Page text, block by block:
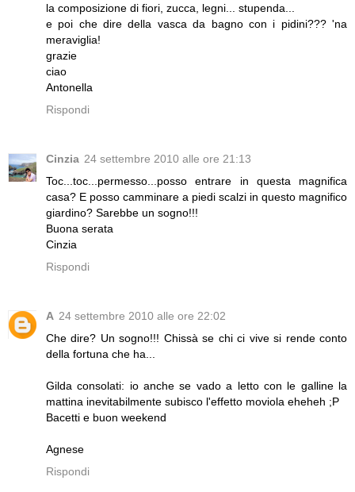
la composizione di fiori, zucca, legni... stupenda...
e poi che dire della vasca da bagno con i pidini??? 'na
meraviglia!
grazie
ciao
Antonella
Rispondi
Cinzia 24 settembre 2010 alle ore 21:13
Toc...toc...permesso...posso entrare in questa magnifica
casa? E posso camminare a piedi scalzi in questo magnifico
giardino? Sarebbe un sogno!!!
Buona serata
Cinzia
Rispondi
A 24 settembre 2010 alle ore 22:02
Che dire? Un sogno!!! Chissà se chi ci vive si rende conto
della fortuna che ha...
Gilda consolati: io anche se vado a letto con le galline la
mattina inevitabilmente subisco l'effetto moviola eheheh ;P
Bacetti e buon weekend
Agnese
Rispondi